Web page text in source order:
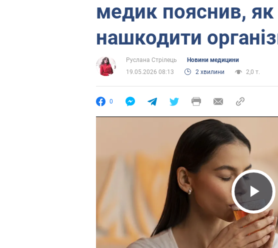
медик пояснив,
нашкодити
Руслана Стрілець
Новини медицини
19.05.2026 08:13
2 хвилини 2,0 т.
0
Play